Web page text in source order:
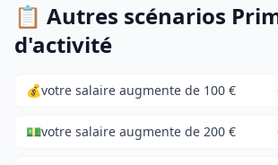
📋 Autres scénarios
d'activité
💰votre salaire augmente de 100 €
💵votre salaire augmente de 200 €